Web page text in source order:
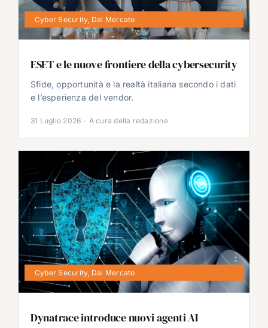
Cyber Security, Dal Mercato
ESET e le nuove frontiere della cybersecurity
Sfide, opportunità e la realtà italiana secondo i dati
e l’esperienza del vendor.
31 Luglio 2026 · A cura della redazione
Cyber Security, Dal Mercato
Dynatrace introduce nuovi agenti AI